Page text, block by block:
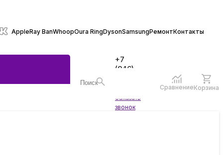
AppleRay BanWhoopOura RingDysonSamsungРемонтКонтакты
+7
(846)
Заказать
звонок
СравнениеКорзина